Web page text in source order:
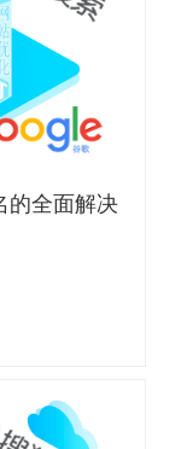
的全面解决